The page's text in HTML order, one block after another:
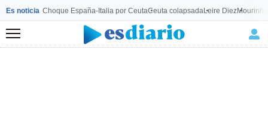
Es noticia Choque España-Italia por CeutaCeuta colapsadaLeire Diez
Menú